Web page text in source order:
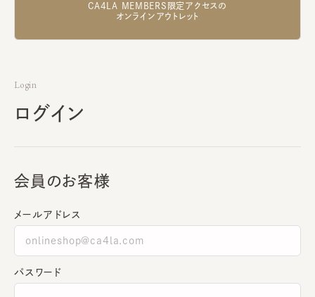
CA4LA MEMBERS限定アクセスの
オンラインアウトレット
Login
ログイン
会員のお客様
メールアドレス
パスワード